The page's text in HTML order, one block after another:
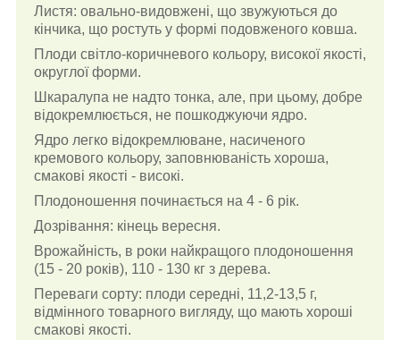
Листя: овально-видовжені, що звужуються до
кінчика, що ростуть у формі подовженого ковша.
Плоди світло-коричневого кольору, високої якості,
округлої форми.
Шкаралупа не надто тонка, але, при цьому, добре
відокремлюється, не пошкоджуючи ядро.
Ядро легко відокремлюване, насиченого
кремового кольору, заповнюваність хороша,
смакові якості - високі.
Плодоношення починається на 4 - 6 рік.
Дозрівання: кінець вересня.
Врожайність, в роки найкращого плодоношення
(15 - 20 років), 110 - 130 кг з дерева.
Переваги сорту: плоди середні, 11,2-13,5 г,
відмінного товарного вигляду, що мають хороші
смакові якості.